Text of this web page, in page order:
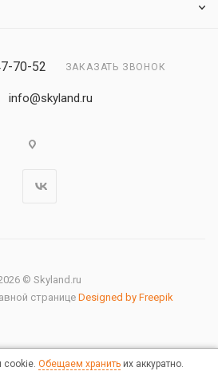
70-52 ЗАКАЗАТЬ ЗВОНОК
info@skyland.ru
© Skyland.ru
странице Designed by Freepik
информация
cookie. Обещаем хранитьих аккуратно.